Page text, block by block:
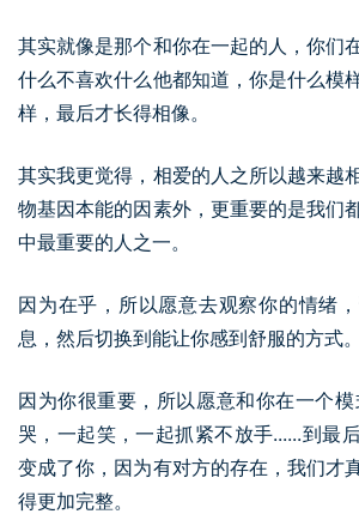
其实就像是那个和你在一起的人，你们
什么不喜欢什么他都知道，你是什么模
样，最后才长得相像。
其实我更觉得，相爱的人之所以越来越
物基因本能的因素外，更重要的是我们
中最重要的人之一。
因为在乎，所以愿意去观察你的情绪
息，然后切换到能让你感到舒服的方式。
因为你很重要，所以愿意和你在一个
哭，一起笑，一起抓紧不放手......到最
变成了你，因为有对方的存在，我们才
得更加完整。